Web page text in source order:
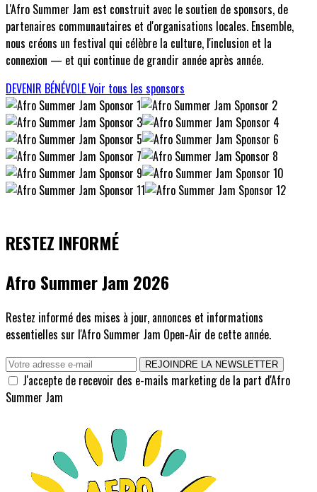
L'Afro Summer Jam est construit avec le soutien de sponsors, de
partenaires communautaires et d'organisations locales. Ensemble,
nous créons un festival qui célèbre la culture, l'inclusion et la
connexion — et qui continue de grandir année après année.
DEVENIR BÉNÉVOLEVoir tous les sponsors
RESTEZ INFORMÉ
Afro Summer Jam 2026
Restez informé des mises à jour, annonces et informations
essentielles sur l'Afro Summer Jam Open-Air de cette année.
REJOINDRE LA NEWSLETTER
J'accepte de recevoir des e-mails marketing de la part d'Afro
Summer Jam